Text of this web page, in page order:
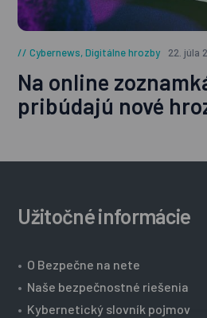
Cybernews,Digitálne hrozby 22. júla
Na online
pribúdajú nové
Užitočné informácie
• O Bezpečne na nete
• Naše bezpečnostné riešenia
• Kybernetický slovník pojmov